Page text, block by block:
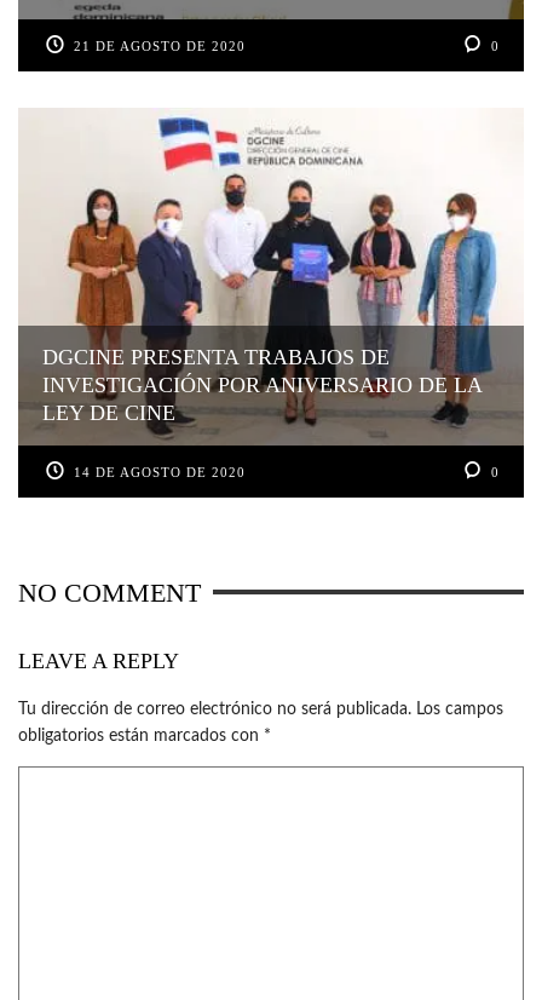
21 DE AGOSTO DE 2020 0
DGCINE PRESENTA TRABAJOS DE
INVESTIGACIÓN POR ANIVERSARIO DE LA
LEY DE CINE
14 DE AGOSTO DE 2020 0
NO COMMENT
LEAVE A REPLY
Tu dirección de correo electrónico no será publicada. Los campos
obligatorios están marcados con *